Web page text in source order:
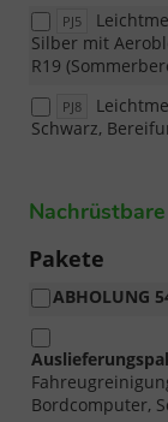
PJ5
Silber mit
R19
PJ8
Schwarz,
Pakete
ABHOLUNG
Bordcomputer,